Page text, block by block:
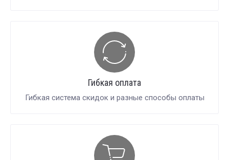
Гибкая оплата
Гибкая система скидок и разные способы оплаты